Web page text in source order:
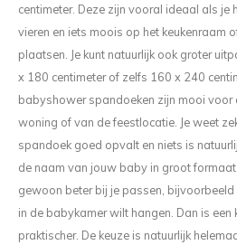
centimeter. Deze zijn vooral ideaal als je
vieren en iets moois op het keukenraam
plaatsen. Je kunt natuurlijk ook groter
x 180 centimeter of zelfs 160 x 240
babyshower spandoeken zijn mooi voor
woning of van de feestlocatie. Je weet
spandoek goed opvalt en niets is
de naam van jouw baby in groot
gewoon beter bij je passen,
in de babykamer wilt hangen. Dan is
praktischer. De keuze is natuurlijk